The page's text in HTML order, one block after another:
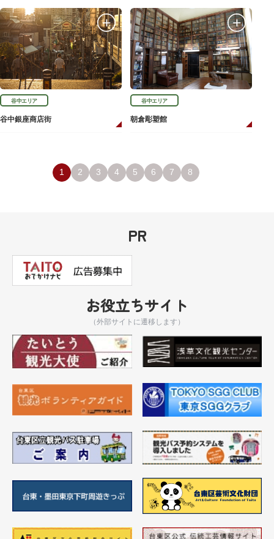
谷中エリア
谷中銀座商店街
谷中エリア
朝倉彫塑館
1 2 3 4 5 6 7 8
PR
お役立ちサイト
（外部サイトに遷移します）